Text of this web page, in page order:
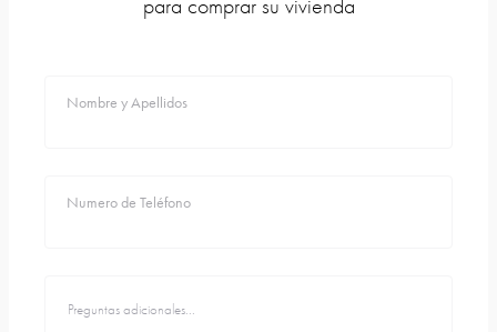
para comprar su vivienda
Nombre y Apellidos
Numero de Teléfono